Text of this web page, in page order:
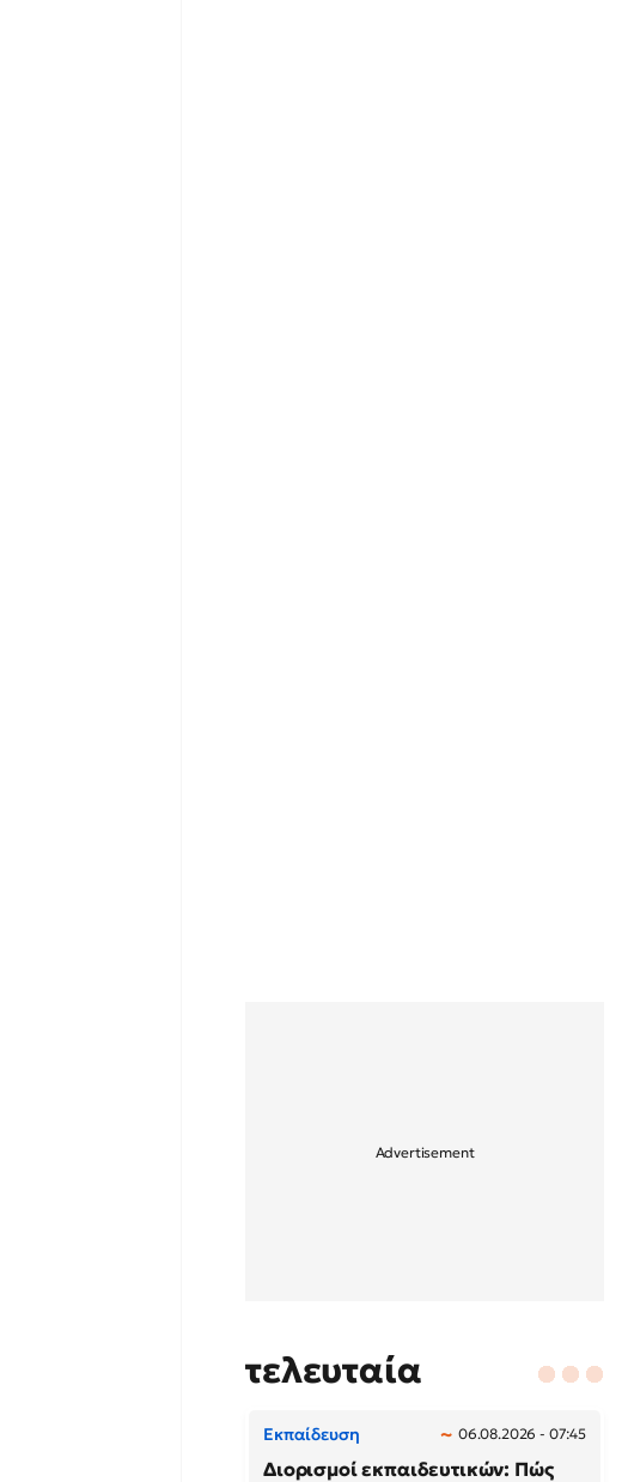
τελευταία
Εκπαίδευση 06.08.2026 - 07:45
Διορισμοί εκπαιδευτικών: Πώς